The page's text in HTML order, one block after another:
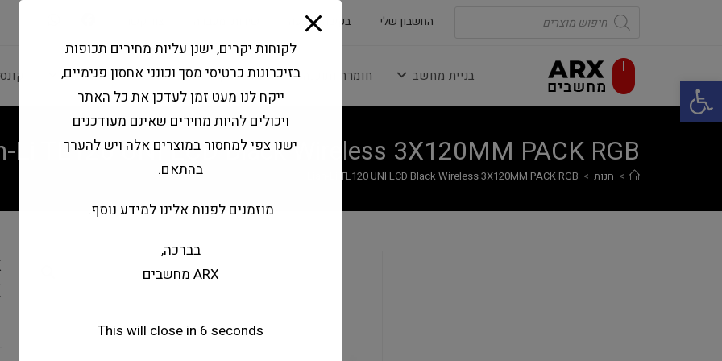
פתח סרגל נגישות
Products
search החשבון שלי בקשה להצעה
בניית מחשב חומרה ותוכנה ציוד היקפי מחשבים וטאבלטים
Li TL120 UNI LCD Black Wireless 3X120MM PACK RGB
> חנות >
Lian-Li TL120 UNI LCD Black Wireless 3X120MM PACK RGB
לקוחות יקרים, ישנן עליות מחירים תכופות
בזיכרונות כרטיסי מסך וכונני אחסון פנימיים,
ייקח לנו מעט זמן לעדכן את כל האתר
ויכולים להיות מחירים שאינם מעודכנים
ישנו צפי למחסור במוצרים אלה ויש להערך
בהתאם.
מוזמנים לפנות אלינו למידע נוסף.
בברכה,
ARX מחשבים
This will close in 6 seconds